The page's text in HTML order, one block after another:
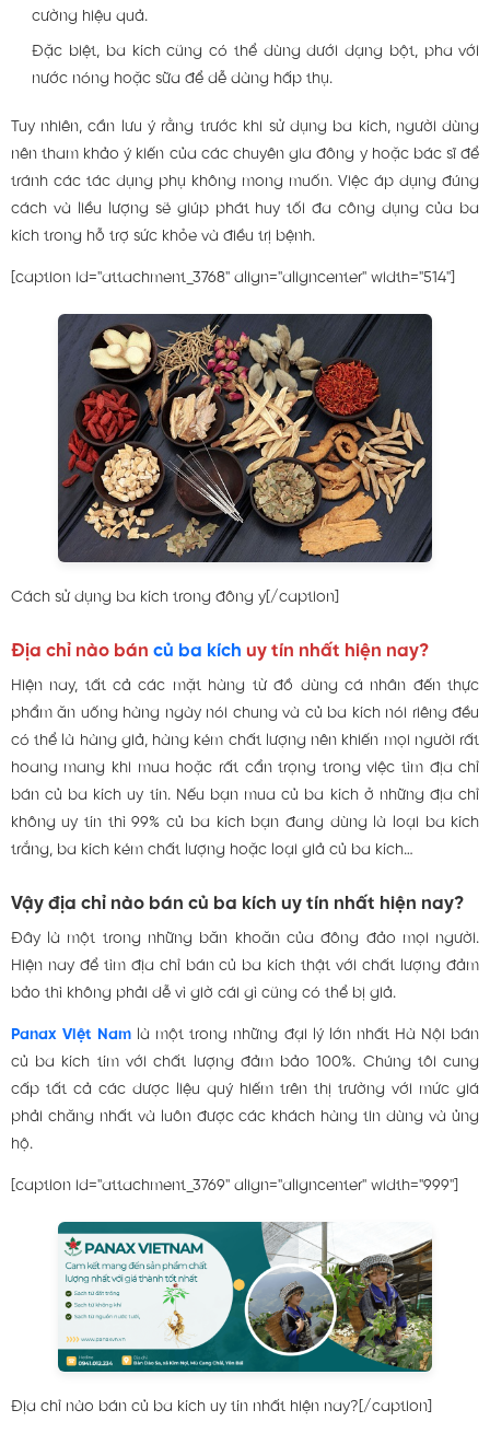
cường hiệu quả.
Đặc biệt, ba kích cũng có thể dùng dưới dạng bột, pha với
nước nóng hoặc sữa để dễ dàng hấp thụ.
Tuy nhiên, cần lưu ý rằng trước khi sử dụng ba kích, người dùng
nên tham khảo ý kiến của các chuyên gia đông y hoặc bác sĩ để
tránh các tác dụng phụ không mong muốn. Việc áp dụng đúng
cách và liều lượng sẽ giúp phát huy tối đa công dụng của ba
kích trong hỗ trợ sức khỏe và điều trị bệnh.
[caption id="attachment_3768" align="aligncenter" width="514"]
Cách sử dụng ba kích trong đông y[/caption]
Địa chỉ nào bán củ ba kích uy tín nhất hiện nay?
Hiện nay, tất cả các mặt hàng từ đồ dùng cá nhân đến thực
phẩm ăn uống hàng ngày nói chung và củ ba kích nói riêng đều
có thể là hàng giả, hàng kém chất lượng nên khiến mọi người rất
hoang mang khi mua hoặc rất cẩn trọng trong việc tìm địa chỉ
bán củ ba kích uy tín. Nếu bạn mua củ ba kích ở những địa chỉ
không uy tín thì 99% củ ba kích bạn đang dùng là loại ba kích
trắng, ba kích kém chất lượng hoặc loại giả củ ba kích…
Vậy địa chỉ nào bán củ ba kích uy tín nhất hiện nay?
Đây là một trong những băn khoăn của đông đảo mọi người.
Hiện nay để tìm địa chỉ bán củ ba kích thật với chất lượng đảm
bảo thì không phải dễ vì giờ cái gì cũng có thể bị giả.
Panax Việt Namlà một trong những đại lý lớn nhất Hà Nội bán
củ ba kích tím với chất lượng đảm bảo 100%. Chúng tôi cung
cấp tất cả các dược liệu quý hiếm trên thị trường với mức giá
phải chăng nhất và luôn được các khách hàng tin dùng và ủng
hộ.
[caption id="attachment_3769" align="aligncenter" width="999"]
Địa chỉ nào bán củ ba kích uy tín nhất hiện nay?[/caption]